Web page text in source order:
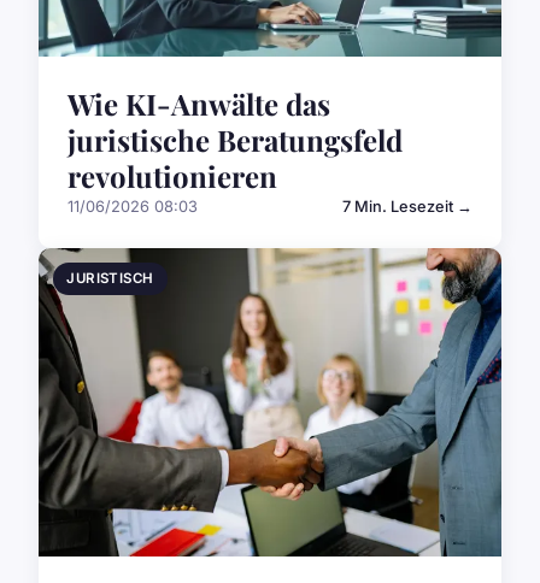
Wie KI-Anwälte das
juristische Beratungsfeld
revolutionieren
11/06/2026 08:03 7 Min. Lesezeit →
JURISTISCH